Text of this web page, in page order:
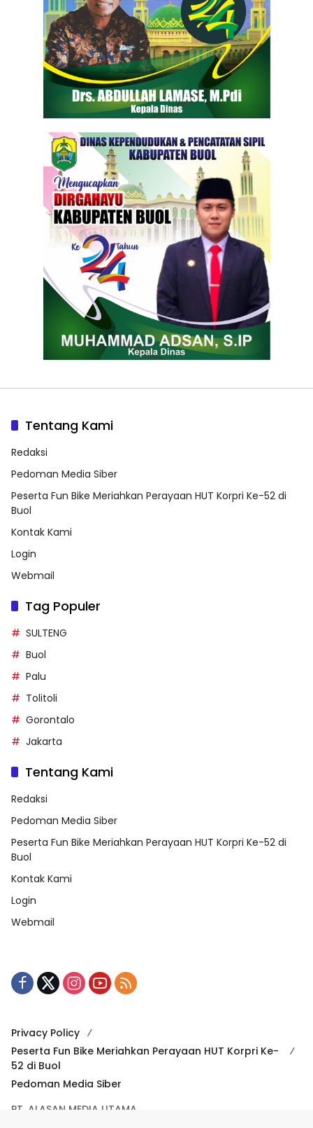
Tentang Kami
Redaksi
Pedoman Media Siber
Peserta Fun Bike Meriahkan Perayaan HUT Korpri Ke-52 di
Buol
Kontak Kami
Login
Webmail
Tag Populer
SULTENG
Buol
Palu
Tolitoli
Gorontalo
Jakarta
Tentang Kami
Redaksi
Pedoman Media Siber
Peserta Fun Bike Meriahkan Perayaan HUT Korpri Ke-52 di
Buol
Kontak Kami
Login
Webmail
Privacy Policy
Peserta Fun Bike Meriahkan Perayaan HUT Korpri Ke-
52 di Buol
Pedoman Media Siber
PT. ALASAN MEDIA UTAMA